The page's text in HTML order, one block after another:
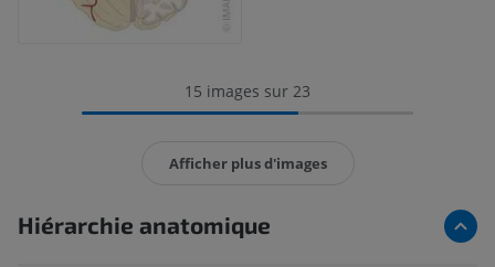
15 images sur 23
Afficher plus d'images
Hiérarchie anatomique